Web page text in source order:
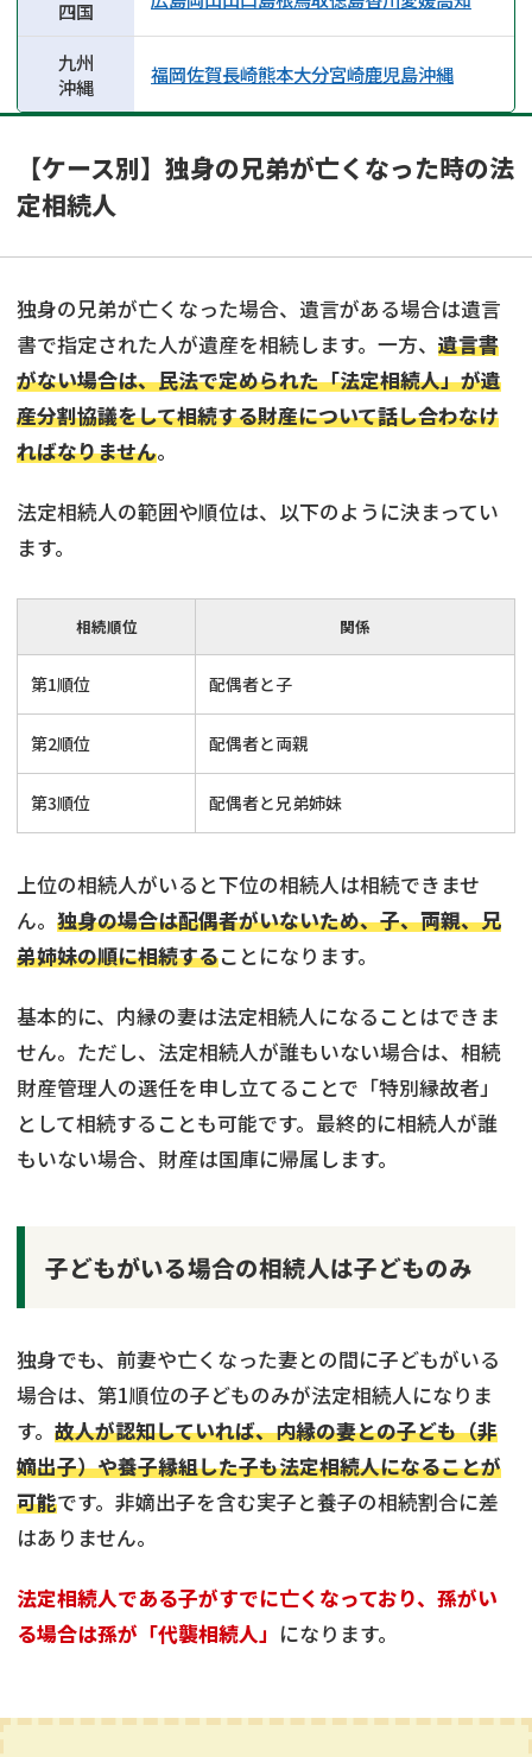
四国
九州
沖縄
福岡佐賀長崎熊本大分宮崎鹿児島沖縄
【ケース別】独身の兄弟が亡くなった時の法
定相続人
独身の兄弟が亡くなった場合、遺言がある場合は遺言
書で指定された人が遺産を相続します。一方、 遺言書
がない場合は、民法で定められた「法定相続人」が遺
産分割協議をして相続する財産について話し合わなけ
ればなりません。
法定相続人の範囲や順位は、以下のように決まってい
ます。
相続順位 関係
第1順位 配偶者と子
第2順位 配偶者と両親
第3順位 配偶者と兄弟姉妹
上位の相続人がいると下位の相続人は相続できませ
ん。 独身の場合は配偶者がいないため、子、両親、兄
弟姉妹の順に相続することになります。
基本的に、内縁の妻は法定相続人になることはできま
せん。ただし、法定相続人が誰もいない場合は、相続
財産管理人の選任を申し立てることで「特別縁故者」
として相続することも可能です。最終的に相続人が誰
もいない場合、財産は国庫に帰属します。
子どもがいる場合の相続人は子どものみ
独身でも、前妻や亡くなった妻との間に子どもがいる
場合は、第1順位の子どものみが法定相続人になりま
す。 故人が認知していれば、内縁の妻との子ども（非
嫡出子）や養子縁組した子も法定相続人になることが
可能です。非嫡出子を含む実子と養子の相続割合に差
はありません。
法定相続人である子がすでに亡くなっており、孫がい
る場合は孫が「代襲相続人」 になります。